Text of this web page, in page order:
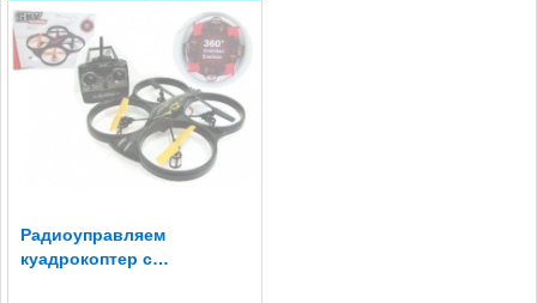
Радиоуправляем
куадрокоптер с